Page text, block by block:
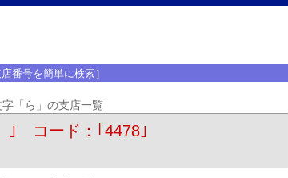
番号を簡単に検索］
字「ら」の支店一覧
｣ コード：｢4478｣